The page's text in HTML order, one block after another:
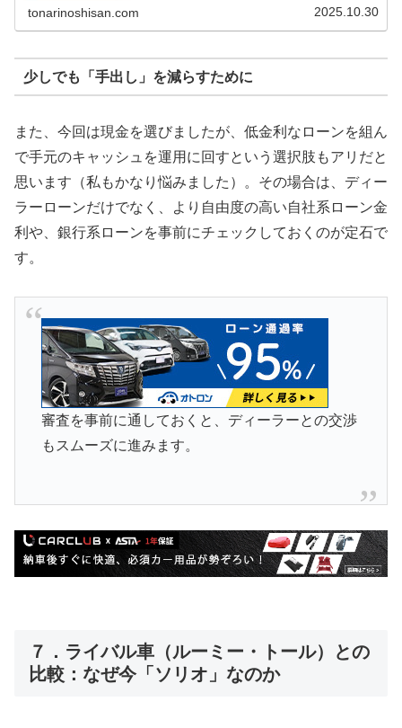
パ投資家ならではの判断基準を詳しく解説します。
tonarinoshisan.com 2025.10.30
少しでも「手出し」を減らすために
また、今回は現金を選びましたが、低金利なローンを組ん
で手元のキャッシュを運用に回すという選択肢もアリだと
思います（私もかなり悩みました）。その場合は、ディー
ラーローンだけでなく、より自由度の高い自社系ローン金
利や、銀行系ローンを事前にチェックしておくのが定石で
す。
審査を事前に通しておくと、ディーラーとの交渉
もスムーズに進みます。
７．ライバル車（ルーミー・トール）との
比較：なぜ今「ソリオ」なのか